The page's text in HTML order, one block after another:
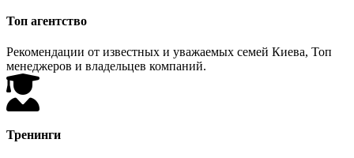
Топ агентство
Рекомендации от известных и уважаемых семей Киева, Топ
менеджеров и владельцев компаний.
Тренинги